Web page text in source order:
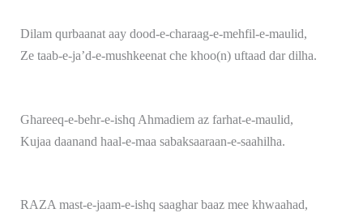
Dilam qurbaanat aay dood-e-charaag-e-mehfil-e-maulid,
Ze taab-e-ja’d-e-mushkeenat che khoo(n) uftaad dar dilha.
Ghareeq-e-behr-e-ishq Ahmadiem az farhat-e-maulid,
Kujaa daanand haal-e-maa sabaksaaraan-e-saahilha.
RAZA mast-e-jaam-e-ishq saaghar baaz mee khwaahad,